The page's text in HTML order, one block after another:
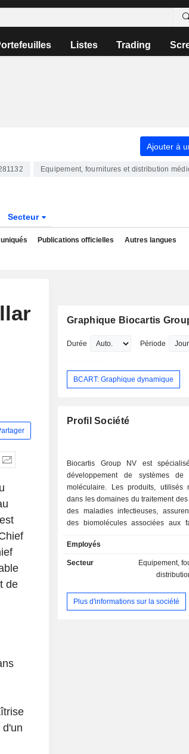
Listes Trading
Ajouter à
Equipement, fournitures et distribution
Secteur
Publications officielles Autres langues
de
Graphique Biocartis
Durée Période
BCART: Graphique dynamique
Profil Société
Biocartis Group NV est
développement de systèmes de
moléculaire. Les produits, utilisés
dans les domaines du traitement
des maladies infectieuses,
des biomolécules associées aux
traitement ainsi que le suivi de la
groupe dispose du système Idylla
délivrer des résultats dans un
Employés
Secteur
Equipement,
Plus d'informations sur la société